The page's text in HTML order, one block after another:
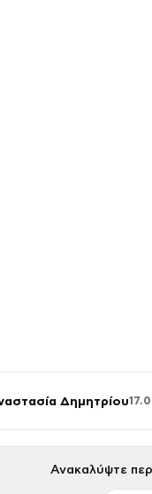
Δημητρίου
Ανακαλύψτε